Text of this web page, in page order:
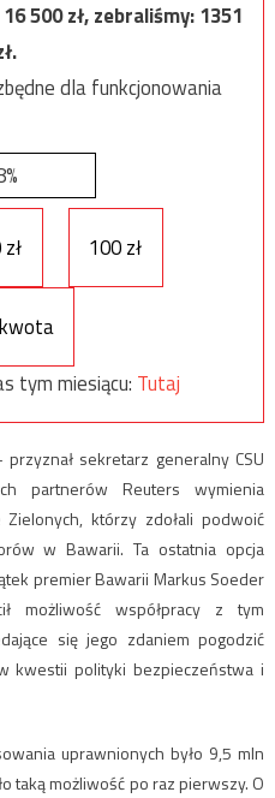
16 500zł, zebraliśmy:1351
dla funkcjonowania
100 zł
tym miesiącu: Tutaj
sekretarz generalny CSU
partnerów Reuters wymienia
którzy zdołali podwoić
w Bawarii. Ta ostatnia opcja
premier Bawarii Markus Soeder
możliwość współpracy z tym
się jego zdaniem pogodzić
kwestii polityki bezpieczeństwa i
uprawnionych było 9,5 mln
taką możliwość po raz pierwszy. O